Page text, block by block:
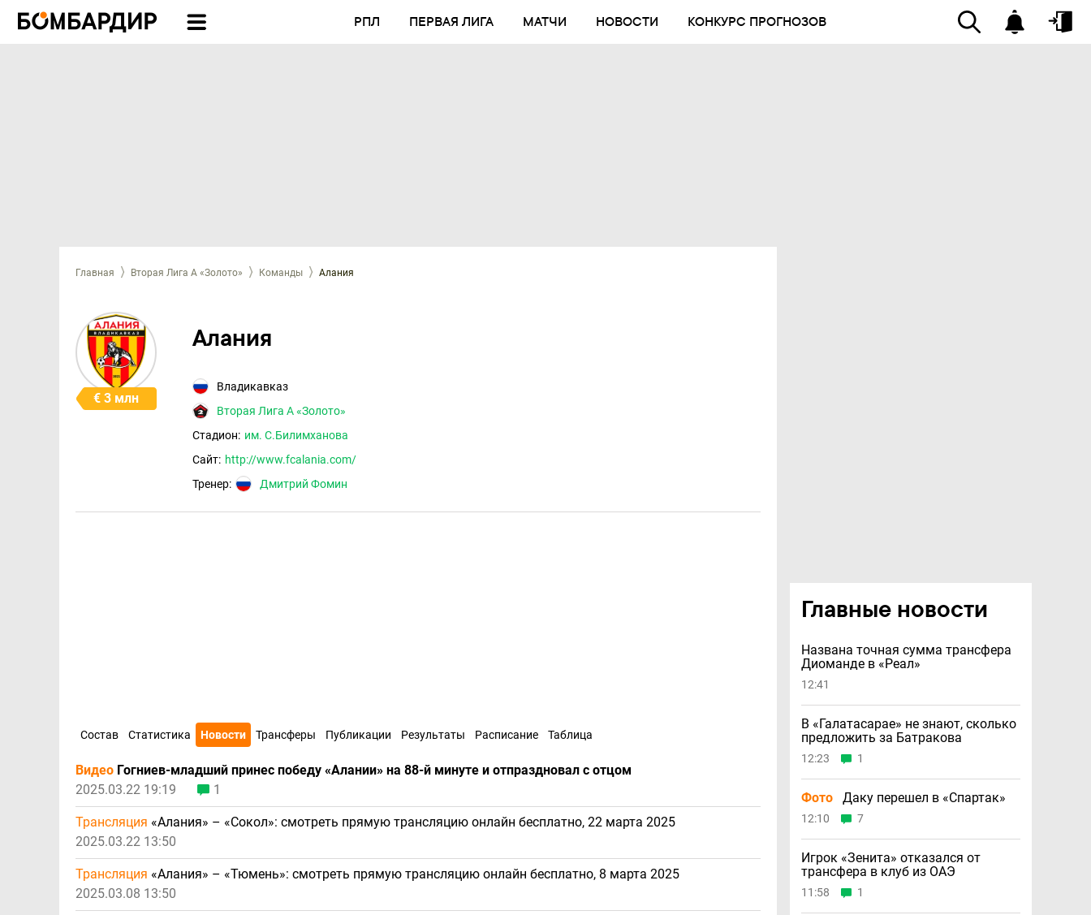
РПЛ ПЕРВАЯ ЛИГА МАТЧИ НОВОСТИ КОНКУРС ПРОГНОЗОВ
Главная Вторая Лига А «Золото» Команды Алания
€ 3 млн
Алания
Владикавказ
Вторая Лига А «Золото»
Стадион: им. С.Билимханова
Сайт: http://www.fcalania.com/
Тренер:
Дмитрий Фомин
Состав Статистика Новости Трансферы Публикации Результаты Расписание Таблица
Видео Гогниев-младший принес победу «Алании» на 88-й минуте и отпраздновал с отцом
2025.03.22 19:19
1
Трансляция «Алания» – «Сокол»: смотреть прямую трансляцию онлайн бесплатно, 22 марта 2025
2025.03.22 13:50
Трансляция «Алания» – «Тюмень»: смотреть прямую трансляцию онлайн бесплатно, 8 марта 2025
2025.03.08 13:50
Главные новости
Названа точная сумма трансфера
Диоманде в «Реал»
12:41
В «Галатасарае» не знают, сколько
предложить за Батракова
12:23 1
Фото Даку перешел в «Спартак»
12:10 7
Игрок «Зенита» отказался от
трансфера в клуб из ОАЭ
11:58 1